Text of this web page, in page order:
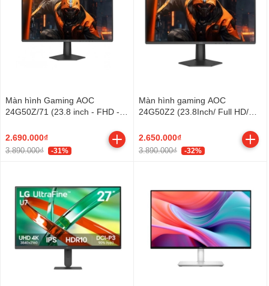
Màn hình Gaming AOC
24G50Z/71 (23.8 inch - FHD -
2.690.000₫
3.890.000₫ -31%
Màn hình gaming AOC
24G50Z2 (23.8Inch/ Full HD/
2.650.000₫
3.890.000₫ -32%